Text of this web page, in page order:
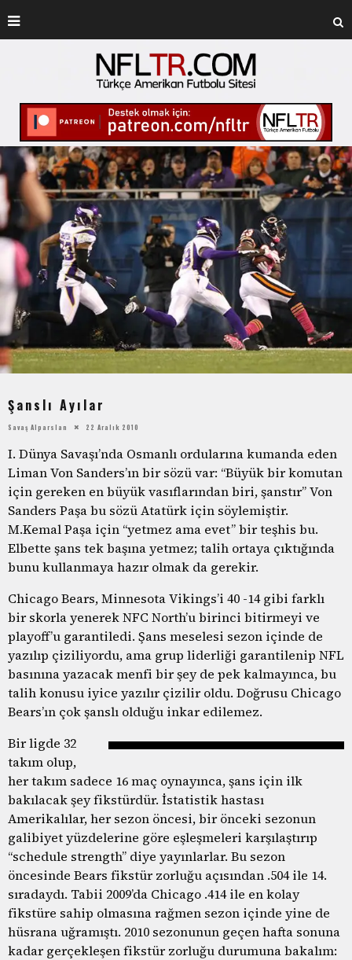
Şanslı Ayılar
Savaş Alparslan 22 Aralık 2010
I. Dünya Savaşı’nda Osmanlı ordularına kumanda eden
Liman Von Sanders’ın bir sözü var: “Büyük bir komutan
için gereken en büyük vasıflarından biri, şanstır” Von
Sanders Paşa bu sözü Atatürk için söylemiştir.
M.Kemal Paşa için “yetmez ama evet” bir teşhis bu.
Elbette şans tek başına yetmez; talih ortaya çıktığında
bunu kullanmaya hazır olmak da gerekir.
Chicago Bears, Minnesota Vikings’i 40 -14 gibi farklı
bir skorla yenerek NFC North’u birinci bitirmeyi ve
playoff’u garantiledi. Şans meselesi sezon içinde de
yazılıp çiziliyordu, ama grup liderliği garantilenip NFL
basınına yazacak menfi bir şey de pek kalmayınca, bu
talih konusu iyice yazılır çizilir oldu. Doğrusu Chicago
Bears’ın çok şanslı olduğu inkar edilemez.
Bir ligde 32
takım olup,
her takım sadece 16 maç oynayınca, şans için ilk
bakılacak şey fikstürdür. İstatistik hastası
Amerikalılar, her sezon öncesi, bir önceki sezonun
galibiyet yüzdelerine göre eşleşmeleri karşılaştırıp
“schedule strength” diye yayınlarlar. Bu sezon
öncesinde Bears fikstür zorluğu açısından .504 ile 14.
sıradaydı. Tabii 2009’da Chicago .414 ile en kolay
fikstüre sahip olmasına rağmen sezon içinde yine de
hüsrana uğramıştı. 2010 sezonunun geçen hafta sonuna
kadar gerçekleşen fikstür zorluğu durumuna bakalım: